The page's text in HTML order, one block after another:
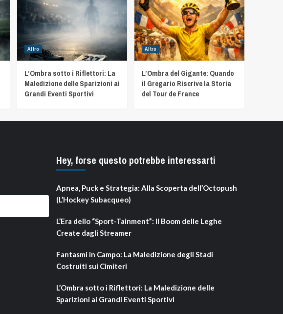
Altro
L’Ombra sotto i Riflettori: La
Maledizione delle Sparizioni ai
Grandi Eventi Sportivi
Altro
L’Ombra del Gigante: Quando
il Gregario Riscrive la Storia
del Tour de France
Hey, forse questo potrebbe interessarti
Apnea, Puck e Strategia: Alla Scoperta dell’Octopush
(L’Hockey Subacqueo)
L’Era dello “Sport-Tainment”: Il Boom delle Leghe
Create dagli Streamer
Fantasmi in Campo: La Maledizione degli Stadi
Costruiti sui Cimiteri
L’Ombra sotto i Riflettori: La Maledizione delle
Sparizioni ai Grandi Eventi Sportivi